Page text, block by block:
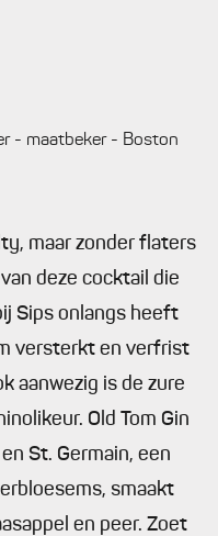
- maatbeker - Boston
maar zonder flaters
deze cocktail die
Sips onlangs heeft
versterkt en verfrist
aanwezig is de zure
Old Tom Gin
St. Germain, een
smaakt
en peer. Zoet